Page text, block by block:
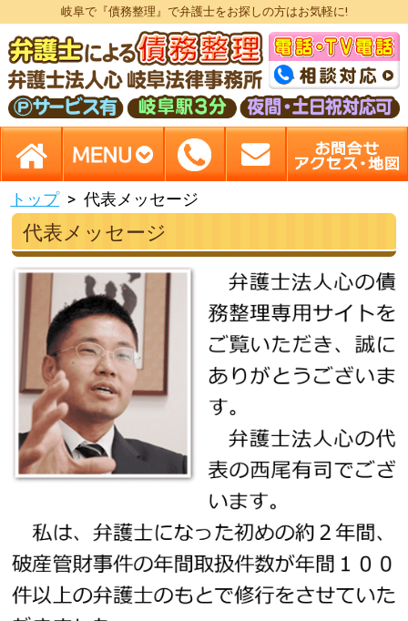
岐阜で『債務整理』で弁護士をお探しの方はお気軽に!
トップ 代表メッセージ
代表メッセージ